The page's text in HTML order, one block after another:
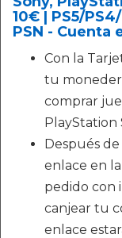
10€ | PS5/
PSN - Cuenta
Con la
tu
comprar
PlayStation
Después
enlace en
pedido con
canjear tu
enlace